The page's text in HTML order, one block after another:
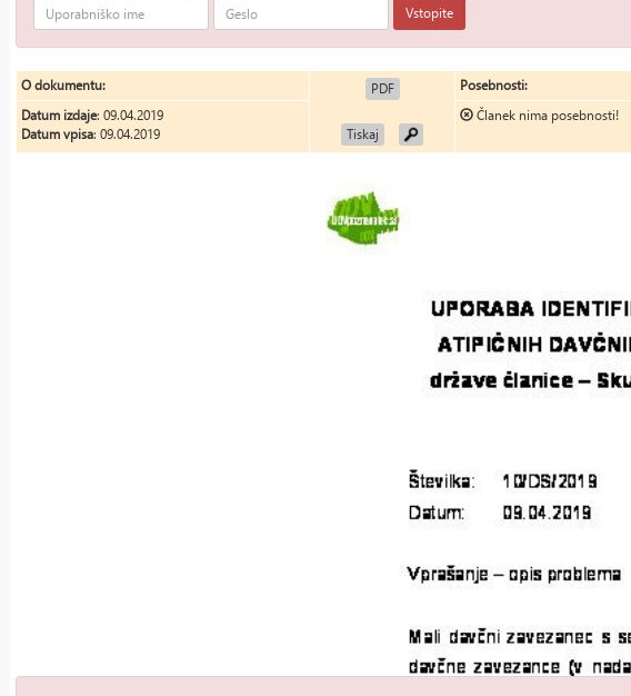
Vstopite
O dokumentu: PDF
Tiskaj
Posebnosti:
Datum izdaje: 09.04.2019
Datum vpisa: 09.04.2019
Članek nima posebnosti!